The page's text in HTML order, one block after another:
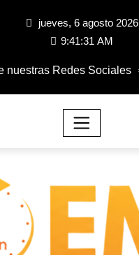
jueves, 6 agosto 2026
9:41:31 AM
nuestras Redes Sociales